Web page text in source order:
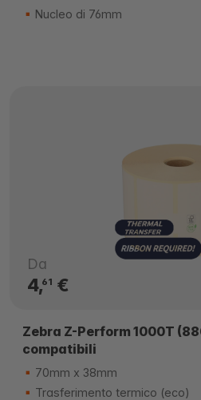
Nucleo di 76mm
Da
4,61 €
Zebra Z-Perform 1000T
compatibili
70mm x 38mm
Trasferimento termico (eco)